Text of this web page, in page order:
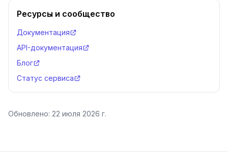
Ресурсы и сообщество
Документация
API-документация
Блог
Статус сервиса
Обновлено: 22 июля 2026 г.